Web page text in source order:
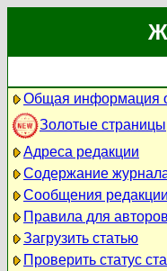
Общая информация
Золотые страницы
Адреса редакции
Содержание
Сообщения редакции
Правила для авторов
Загрузить статью
Проверить статус